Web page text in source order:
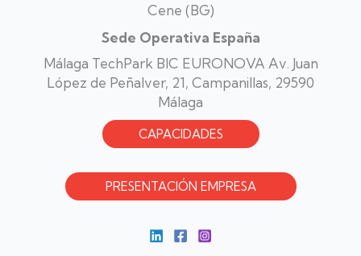
Cene (BG)
Sede Operativa España
Málaga TechPark BIC EURONOVA Av. Juan
López de Peñalver, 21, Campanillas, 29590
Málaga
CAPACIDADES
PRESENTACIÓN EMPRESA